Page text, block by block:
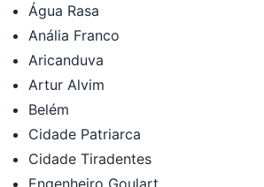
Água Rasa
Anália Franco
Aricanduva
Artur Alvim
Belém
Cidade Patriarca
Cidade Tiradentes
Engenheiro Goulart